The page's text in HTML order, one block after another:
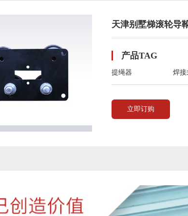
天津别墅梯滚轮导
产品TAG
提绳器 焊接
立即订购